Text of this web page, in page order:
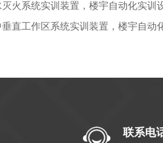
火系统实训装置，楼宇自动化实训
直工作区系统实训装置，楼宇自动
联系电